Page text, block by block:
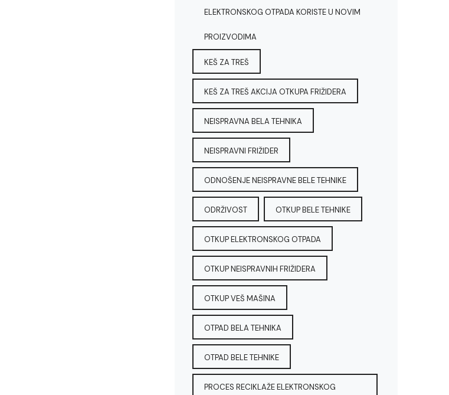
ELEKTRONSKOG OTPADA KORISTE U NOVIM
PROIZVODIMA
KEŠ ZA TREŠ
KEŠ ZA TREŠ AKCIJA OTKUPA FRIŽIDERA
NEISPRAVNA BELA TEHNIKA
NEISPRAVNI FRIŽIDER
ODNOŠENJE NEISPRAVNE BELE TEHNIKE
ODRŽIVOST OTKUP BELE TEHNIKE
OTKUP ELEKTRONSKOG OTPADA
OTKUP NEISPRAVNIH FRIŽIDERA
OTKUP VEŠ MAŠINA
OTPAD BELA TEHNIKA
OTPAD BELE TEHNIKE
PROCES RECIKLAŽE ELEKTRONSKOG